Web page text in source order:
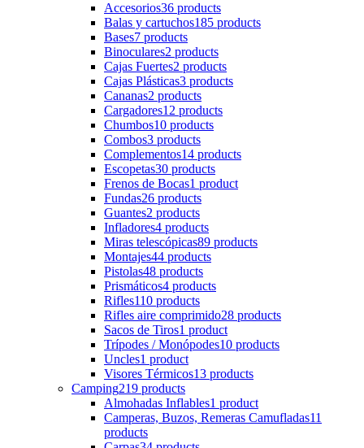
Accesorios36 products
Balas y cartuchos185 products
Bases7 products
Binoculares2 products
Cajas Fuertes2 products
Cajas Plásticas3 products
Cananas2 products
Cargadores12 products
Chumbos10 products
Combos3 products
Complementos14 products
Escopetas30 products
Frenos de Bocas1 product
Fundas26 products
Guantes2 products
Infladores4 products
Miras telescópicas89 products
Montajes44 products
Pistolas48 products
Prismáticos4 products
Rifles110 products
Rifles aire comprimido28 products
Sacos de Tiros1 product
Trípodes / Monópodes10 products
Uncles1 product
Visores Térmicos13 products
Camping219 products
Almohadas Inflables1 product
Camperas, Buzos, Remeras Camufladas11
products